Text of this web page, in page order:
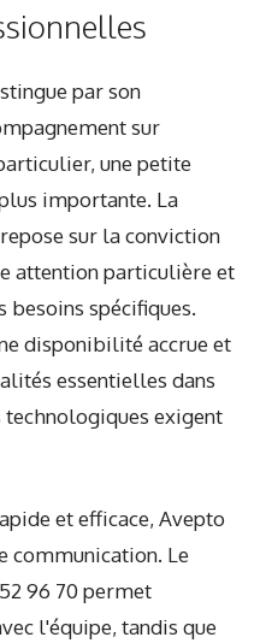
par son
sur
une petite
importante. La
sur la conviction
attention particulière et
besoins spécifiques.
disponibilité accrue et
essentielles dans
technologiques exigent
et efficace, Avepto
communication. Le
96 70 permet
l'équipe, tandis que